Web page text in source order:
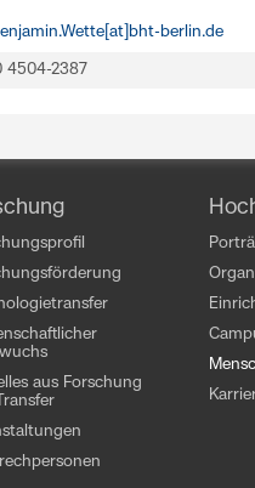
berlin.de
4504-2387
aus Forschung